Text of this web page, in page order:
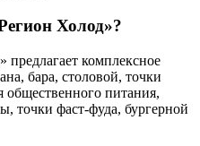
Холод»?
комплексное
бара, столовой, точки
общественного питания,
точки фаст-фуда, бургерной